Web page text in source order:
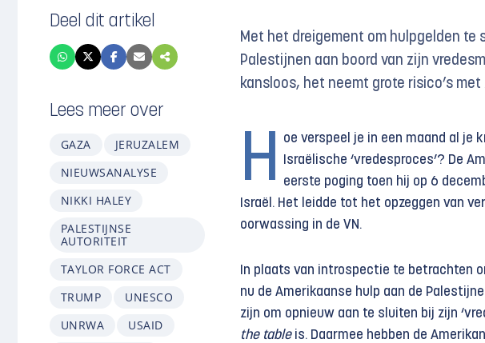
Deel dit artikel
Lees meer over
GAZA
JERUZALEM
NIEUWSANALYSE
NIKKI HALEY
PALESTIJNSE
AUTORITEIT
TAYLOR FORCE ACT
TRUMP
UNESCO
UNRWA
USAID
Met het dreigement om hulpgelden te
Palestijnen aan boord van zijn
kansloos, het neemt grote risico’s met
H oe verspeel je in een maand al je
Israëlische ‘vredesproces’? De
eerste poging toen hij op 6
Israël. Het leidde tot het opzeggen van
oorwassing in de VN.
In plaats van introspectie te betrachten
nu de Amerikaanse hulp aan de
zijn om opnieuw aan te sluiten bij zijn
the tableis. Daarmee hebben de